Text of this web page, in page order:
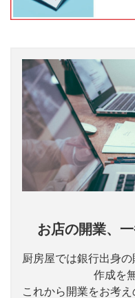
お店の開業、
厨房屋では銀行出身
作成を
これから開業をお考え